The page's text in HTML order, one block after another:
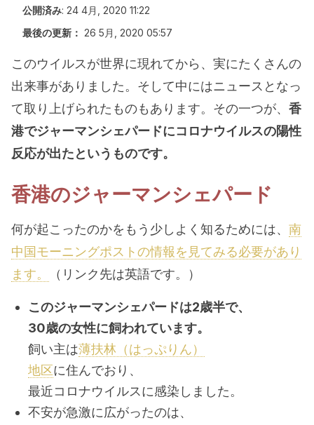
公開済み: 24 4月, 2020 11:22
最後の更新： 26 5月, 2020 05:57
このウイルスが世界に現れてから、実にたくさんの
出来事がありました。そして中にはニュースとなっ
て取り上げられたものもあります。その一つが、 香
港でジャーマンシェパードにコロナウイルスの陽性
反応が出たというものです。
香港のジャーマンシェパード
何が起こったのかをもう少しよく知るためには、 南
中国モーニングポストの情報を見てみる必要があり
ます。
（リンク先は英語です。）
このジャーマンシェパードは2歳半で、
30歳の女性に飼われています。
飼い主は薄扶林（はっぷりん）
地区に住んでおり、
最近コロナウイルスに感染しました。
不安が急激に広がったのは、